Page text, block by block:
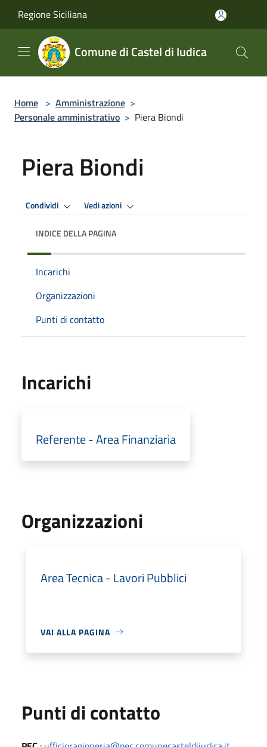
Regione Siciliana
Comune di Castel di Iudica
Home > Amministrazione >
Personale amministrativo > Piera Biondi
Piera Biondi
Condividi Vedi azioni
INDICE DELLA PAGINA
Incarichi
Organizzazioni
Punti di contatto
Incarichi
Referente - Area Finanziaria
Organizzazioni
Area Tecnica - Lavori Pubblici
VAI ALLA PAGINA
Punti di contatto